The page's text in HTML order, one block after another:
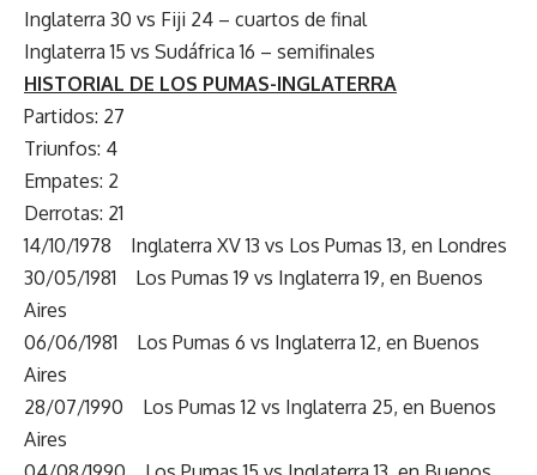
Inglaterra 30 vs Fiji 24 – cuartos de final
Inglaterra 15 vs Sudáfrica 16 – semifinales
HISTORIAL DE LOS PUMAS-INGLATERRA
Partidos: 27
Triunfos: 4
Empates: 2
Derrotas: 21
14/10/1978 Inglaterra XV 13 vs Los Pumas 13, en Londres
30/05/1981 Los Pumas 19 vs Inglaterra 19, en Buenos
Aires
06/06/1981 Los Pumas 6 vs Inglaterra 12, en Buenos
Aires
28/07/1990 Los Pumas 12 vs Inglaterra 25, en Buenos
Aires